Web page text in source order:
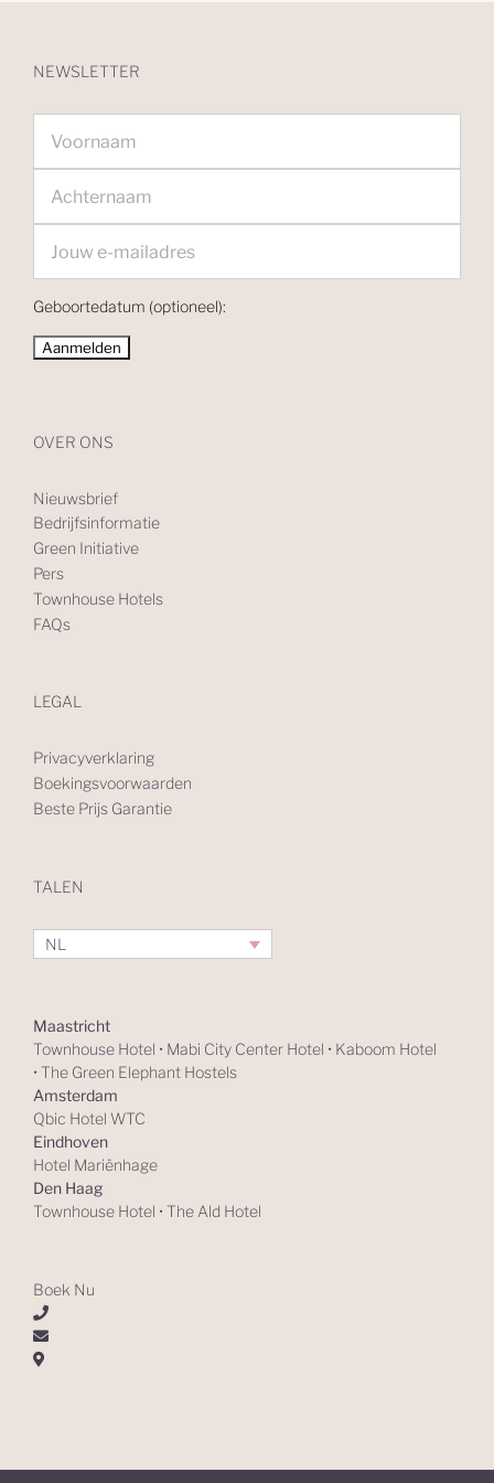
NEWSLETTER
Geboortedatum (optioneel):
OVER ONS
Nieuwsbrief
Bedrijfsinformatie
Green Initiative
Pers
Townhouse Hotels
FAQs
LEGAL
Privacyverklaring
Boekingsvoorwaarden
Beste Prijs Garantie
TALEN
NL
Maastricht
Townhouse Hotel • Mabi City Center Hotel • Kaboom Hotel
• The Green Elephant Hostels
Amsterdam
Qbic Hotel WTC
Eindhoven
Hotel Mariënhage
Den Haag
Townhouse Hotel • The Ald Hotel
Boek Nu